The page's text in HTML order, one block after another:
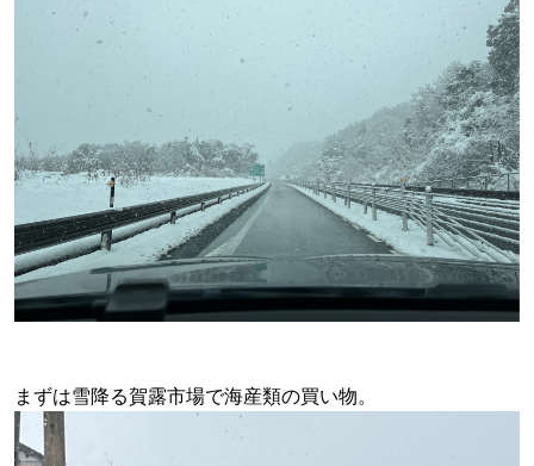
まずは雪降る賀露市場で海産類の買い物。